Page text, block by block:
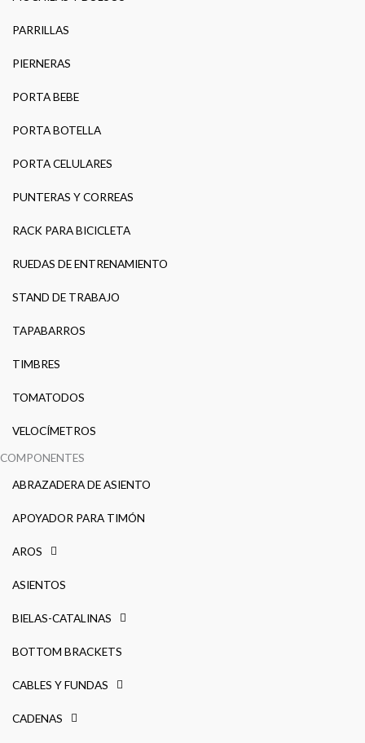
PARRILLAS
PIERNERAS
PORTA BEBE
PORTA BOTELLA
PORTA CELULARES
PUNTERAS Y CORREAS
RACK PARA BICICLETA
RUEDAS DE ENTRENAMIENTO
STAND DE TRABAJO
TAPABARROS
TIMBRES
TOMATODOS
VELOCÍMETROS
COMPONENTES
ABRAZADERA DE ASIENTO
APOYADOR PARA TIMÓN
AROS
ASIENTOS
BIELAS-CATALINAS
BOTTOM BRACKETS
CABLES Y FUNDAS
CADENAS